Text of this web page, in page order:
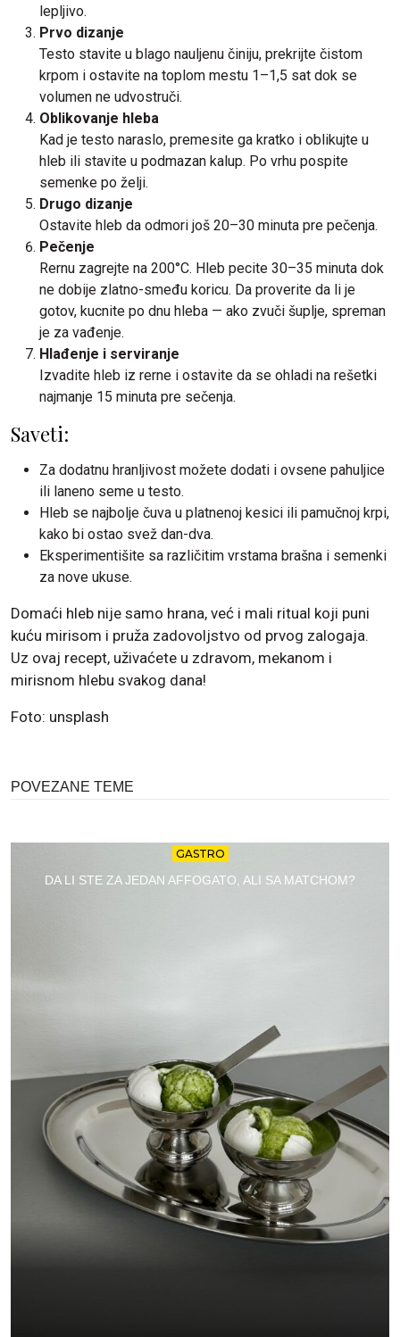
lepljivo.
Prvo dizanje
Testo stavite u blago nauljenu činiju, prekrijte čistom
krpom i ostavite na toplom mestu 1–1,5 sat dok se
volumen ne udvostruči.
Oblikovanje hleba
Kad je testo naraslo, premesite ga kratko i oblikujte u
hleb ili stavite u podmazan kalup. Po vrhu pospite
semenke po želji.
Drugo dizanje
Ostavite hleb da odmori još 20–30 minuta pre pečenja.
Pečenje
Rernu zagrejte na 200°C. Hleb pecite 30–35 minuta dok
ne dobije zlatno-smeđu koricu. Da proverite da li je
gotov, kucnite po dnu hleba — ako zvuči šuplje, spreman
je za vađenje.
Hlađenje i serviranje
Izvadite hleb iz rerne i ostavite da se ohladi na rešetki
najmanje 15 minuta pre sečenja.
Saveti:
Za dodatnu hranljivost možete dodati i ovsene pahuljice
ili laneno seme u testo.
Hleb se najbolje čuva u platnenoj kesici ili pamučnoj krpi,
kako bi ostao svež dan-dva.
Eksperimentišite sa različitim vrstama brašna i semenki
za nove ukuse.
Domaći hleb nije samo hrana, već i mali ritual koji puni
kuću mirisom i pruža zadovoljstvo od prvog zalogaja.
Uz ovaj recept, uživaćete u zdravom, mekanom i
mirisnom hlebu svakog dana!
Foto: unsplash
POVEZANE TEME
GASTRO
DA LI STE ZA JEDAN AFFOGATO, ALI SA MATCHOM?